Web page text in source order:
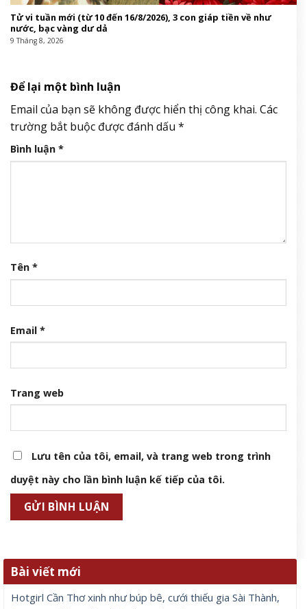
Tử vi tuần mới (từ 10 đến 16/8/2026), 3 con giáp tiền về như
nước, bạc vàng dư dả
9 Tháng 8, 2026
Để lại một bình luận
Email của bạn sẽ không được hiển thị công khai. Các
trường bắt buộc được đánh dấu *
Bình luận *
Tên *
Email *
Trang web
Lưu tên của tôi, email, và trang web trong trình
duyệt này cho lần bình luận kế tiếp của tôi.
Bài viết mới
Hotgirl Cần Thơ xinh như búp bê, cưới thiếu gia Sài Thành,